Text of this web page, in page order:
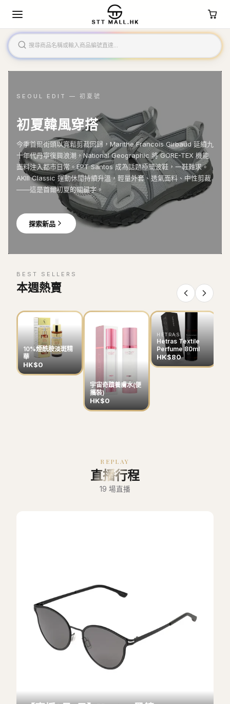
SEOUL EDIT — 初夏號
初夏韓風穿搭
今季首爾街頭以寬鬆剪裁回歸，Marithe Francois Girbaud 延續九
十年代丹寧復興浪潮，National Geographic 將 GORE-TEX 機能
面料注入都市日常。EPT Santos 成為話題極簡波鞋，一鞋難求。
AKIII Classic 運動休閒持續升溫，輕量外套、透氣面料、中性剪裁
——這是首爾初夏的關鍵字。
探索新品
BEST SELLERS
本週熱賣
10%煙酰胺淡斑精
華
HK$0
宇宙奇蹟養膚水(便
攜裝)
HK$0
HETRAS
Hetras Textile
Perfume 80ml
HK$80
REPLAY
直播行程
19 場直播